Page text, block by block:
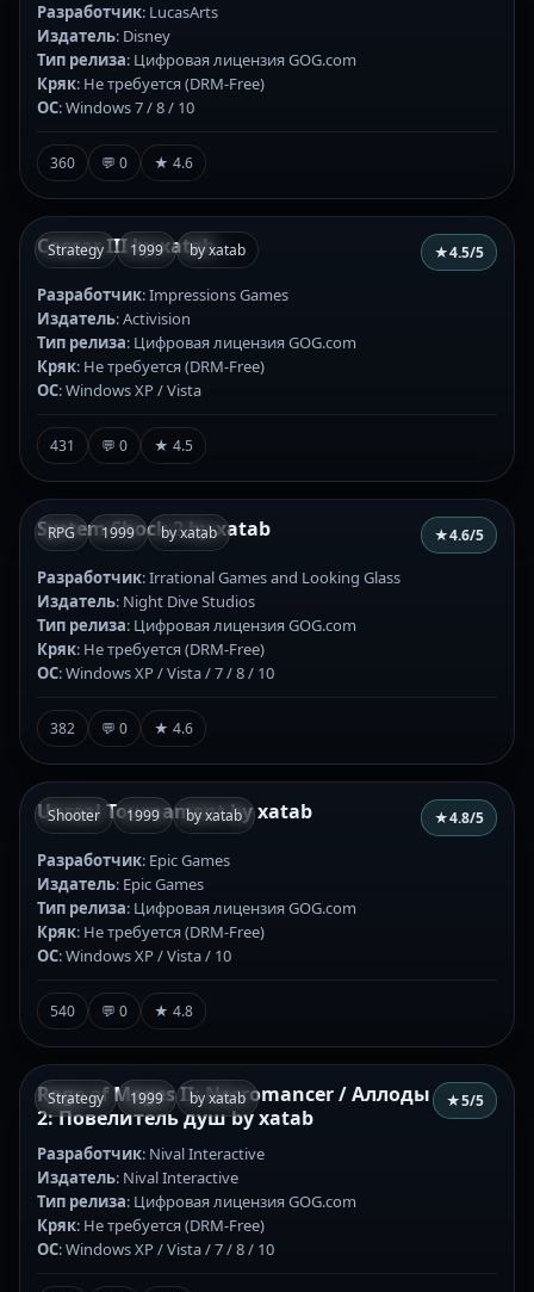
Разработчик: LucasArts
Издатель: Disney
Тип релиза: Цифровая лицензия GOG.com
Кряк: Не требуется (DRM-Free)
ОС: Windows 7 / 8 / 10
360 💬 0 ★ 4.6
Strategy 1999 by xatab
Caesar III by xatab ★4.5/5
Разработчик: Impressions Games
Издатель: Activision
Тип релиза: Цифровая лицензия GOG.com
Кряк: Не требуется (DRM-Free)
ОС: Windows XP / Vista
431 💬 0 ★ 4.5
RPG 1999 by xatab
System Shock 2 by xatab ★4.6/5
Разработчик: Irrational Games and Looking Glass
Издатель: Night Dive Studios
Тип релиза: Цифровая лицензия GOG.com
Кряк: Не требуется (DRM-Free)
ОС: Windows XP / Vista / 7 / 8 / 10
382 💬 0 ★ 4.6
Shooter 1999 by xatab
Unreal Tournament by xatab ★4.8/5
Разработчик: Epic Games
Издатель: Epic Games
Тип релиза: Цифровая лицензия GOG.com
Кряк: Не требуется (DRM-Free)
ОС: Windows XP / Vista / 10
540 💬 0 ★ 4.8
Strategy 1999 by xatab
Rage of Mages II: Necromancer / Аллоды
2: Повелитель душ by xatab
★5/5
Разработчик: Nival Interactive
Издатель: Nival Interactive
Тип релиза: Цифровая лицензия GOG.com
Кряк: Не требуется (DRM-Free)
ОС: Windows XP / Vista / 7 / 8 / 10